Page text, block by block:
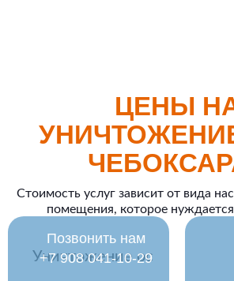
Позвонить нам
‪+7 908 041-10-29
ЦЕНЫ
Стоимость услуг зависит от вида
помещения, которое
Уничтожение ос